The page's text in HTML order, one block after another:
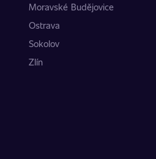
Moravské Budějovice
Ostrava
Sokolov
Zlín